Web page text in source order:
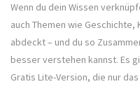
Wenn du dein Wissen
auch Themen wie
abdeckt – und du so
besser verstehen kannst. Es
Gratis Lite-Version, die nur